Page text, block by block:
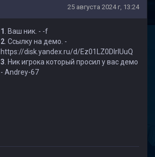
25 августа 2024 г, 13:24
1
. Ваш ник. - -f
2 . Ссылку на демо. -
https://disk.yandex.ru/d/Ez01LZ0DIrIUuQ
3 . Ник игрока который просил у вас демо
- Andrey-67